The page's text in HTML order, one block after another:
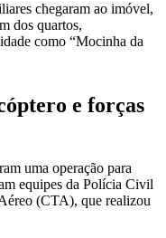
chegaram ao imóvel,
dos quartos,
como “Mocinha da
e forças
uma operação para
equipes da Polícia Civil
(CTA), que realizou